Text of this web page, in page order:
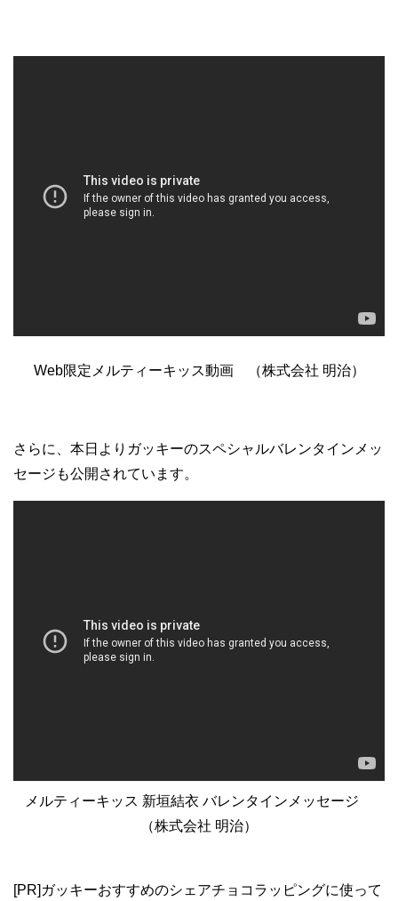
Web限定メルティーキッス動画 （株式会社 明治）
さらに、本日よりガッキーのスペシャルバレンタインメッ
セージも公開されています。
メルティーキッス 新垣結衣 バレンタインメッセージ
（株式会社 明治）
[PR]ガッキーおすすめのシェアチョコラッピングに使って